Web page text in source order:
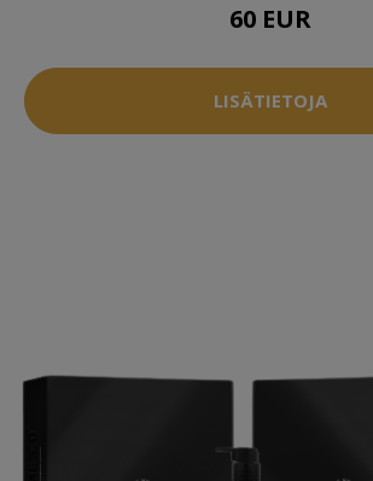
60 EUR
LISÄTIETOJA